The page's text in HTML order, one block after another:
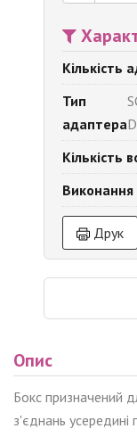
Кількість
Тип
адаптера
Кількість
Виконання
Друк
Опис
Бокс призначений
з'єднань усередині